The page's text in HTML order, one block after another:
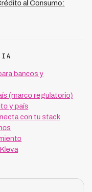
al Consumo:
IA
bancos y
(marco regulatorio)
y país
con tu stack